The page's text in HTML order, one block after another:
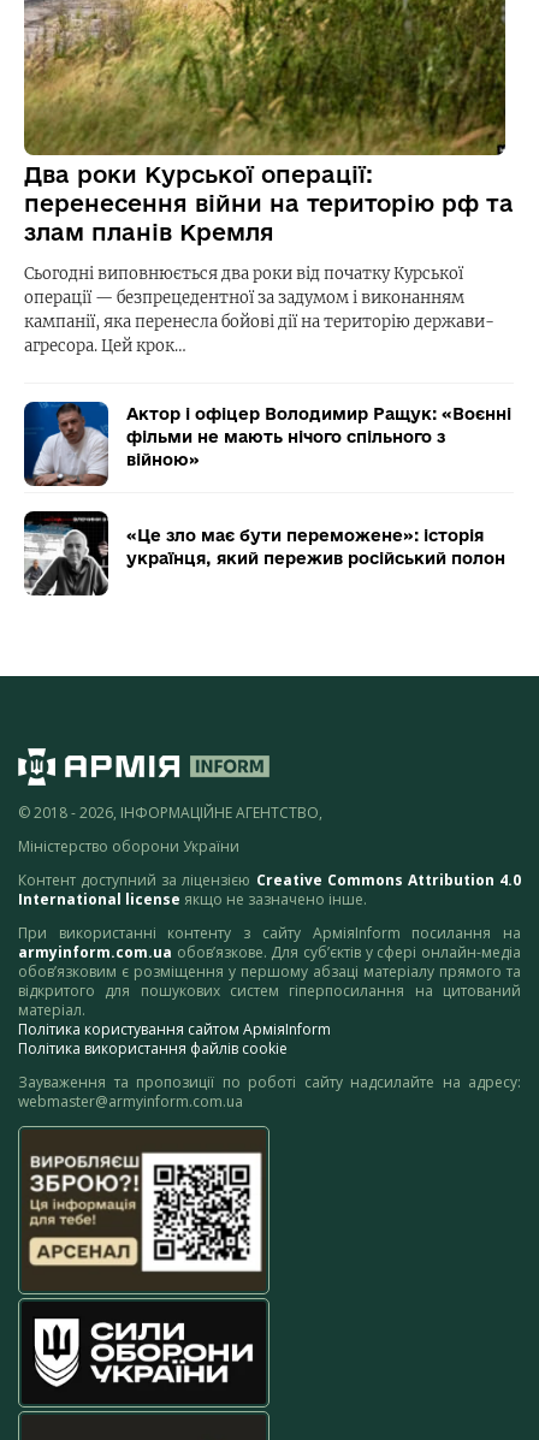
Два роки Курської операції:
перенесення війни на територію рф та
злам планів Кремля
Сьогодні виповнюється два роки від початку Курської
операції — безпрецедентної за задумом і виконанням
кампанії, яка перенесла бойові дії на територію держави-
агресора. Цей крок…
Актор і офіцер Володимир Ращук: «Воєнні
фільми не мають нічого спільного з
війною»
«Це зло має бути переможене»: історія
українця, який пережив російський полон
© 2018 - 2026, ІНФОРМАЦІЙНЕ АГЕНТСТВО,
Міністерство оборони України
Контент доступний за ліцензією Creative Commons Attribution 4.0
International license якщо не зазначено інше.
При використанні контенту з сайту АрміяInform посилання на
armyinform.com.ua обов’язкове. Для суб’єктів у сфері онлайн-медіа
обов’язковим є розміщення у першому абзаці матеріалу прямого та
відкритого для пошукових систем гіперпосилання на цитований
матеріал.
Політика користування сайтом АрміяInform
Політика використання файлів cookie
Зауваження та пропозиції по роботі сайту надсилайте на адресу:
webmaster@armyinform.com.ua